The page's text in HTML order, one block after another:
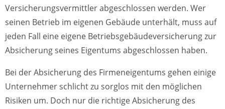
Versicherungsvermittler abgeschlossen werden. Wer
seinen Betrieb im eigenen Gebäude unterhält, muss auf
jeden Fall eine eigene Betriebsgebäudeversicherung zur
Absicherung seines Eigentums abgeschlossen haben.
Bei der Absicherung des Firmeneigentums gehen einige
Unternehmer schlicht zu sorglos mit den möglichen
Risiken um. Doch nur die richtige Absicherung des